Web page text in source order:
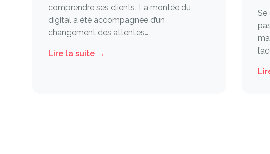
comprendre ses clients. La montée du
digital a été accompagnée d’un
changement des attentes…
Lire la suite →
Se